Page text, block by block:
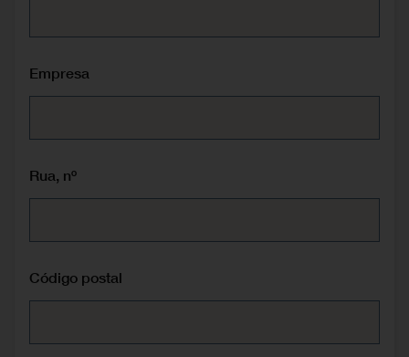
Empresa
Rua, nº
Código postal